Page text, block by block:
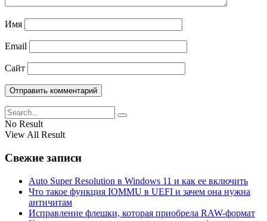
Имя
Email
Сайт
No Result
View All Result
Свежие записи
Auto Super Resolution в Windows 11 и как ее включить
Что такое функция IOMMU в UEFI и зачем она нужна
античитам
Исправление флешки, которая приобрела RAW-формат